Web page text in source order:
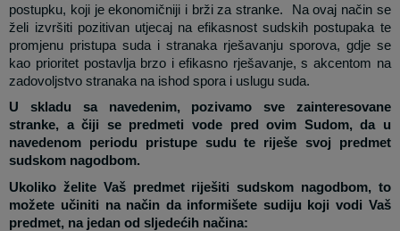
postupku, koji je ekonomičniji i brži za stranke.
Na ovaj način se
želi izvršiti pozitivan utjecaj na efikasnost sudskih postupaka te
promjenu pristupa suda i stranaka rješavanju sporova, gdje se
kao prioritet postavlja brzo i efikasno rješavanje, s akcentom na
zadovoljstvo stranaka na ishod spora i uslugu suda.
U skladu sa navedenim, pozivamo sve zainteresovane
stranke, a čiji se predmeti vode pred ovim Sudom, da u
navedenom periodu pristupe sudu te riješe svoj predmet
sudskom nagodbom.
Ukoliko želite Vaš predmet riješiti sudskom nagodbom, to
možete učiniti na način da informišete sudiju koji vodi Vaš
predmet, na jedan od sljedećih načina: